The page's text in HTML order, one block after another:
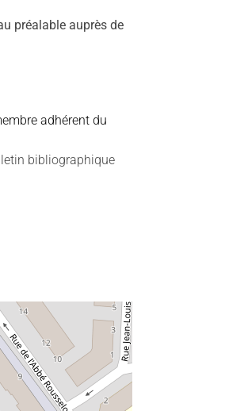
préalable auprès de
adhérent du
bibliographique